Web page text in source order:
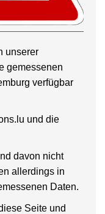
unserer
gemessenen
verfügbar
und die
davon nicht
allerdings in
Daten.
Seite und